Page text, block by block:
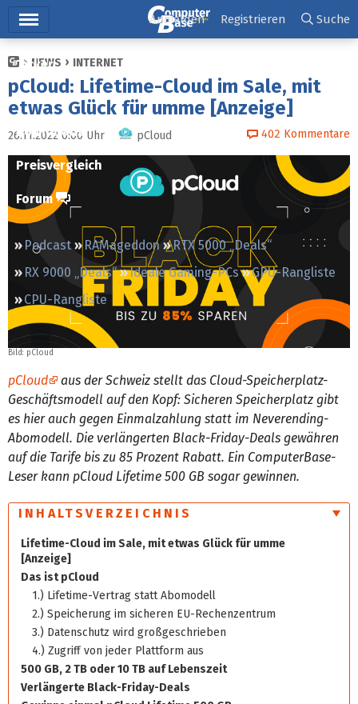
Ticker
Tests
Downloads
Preisvergleich
Forum
Podcast RAMageddon
RTX 5000 „Deals“
RX 9000 „Deals“
Ideale Gaming-PCs
GPU-Rangliste
CPU-Rangliste
Anmelden Registrieren Suche
NEWS INTERNET
pCloud: Lifetime-Cloud im Sale, mit
etwas Glück für umme [Anzeige]
26.11.2022 0:00 Uhr pCloud 402 Kommentare
Bild: pCloud
pCloud
aus der Schweiz stellt das Cloud-Speicherplatz-
Geschäftsmodell auf den Kopf: Sicheren Speicherplatz gibt
es hier auch gegen Einmalzahlung statt im Neverending-
Abomodell. Die verlängerten Black-Friday-Deals gewähren
auf die Tarife bis zu 85 Prozent Rabatt. Ein ComputerBase-
Leser kann pCloud Lifetime 500 GB sogar gewinnen.
INHALTSVERZEICHNIS
Lifetime-Cloud im Sale, mit etwas Glück für umme
[Anzeige]
Das ist pCloud
1.) Lifetime-Vertrag statt Abomodell
2.) Speicherung im sicheren EU-Rechenzentrum
3.) Datenschutz wird großgeschrieben
4.) Zugriff von jeder Plattform aus
500 GB, 2 TB oder 10 TB auf Lebenszeit
Verlängerte Black-Friday-Deals